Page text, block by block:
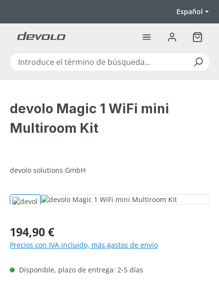
Español
El
devolo Magic 1 WiFi mini
Multiroom Kit
devolo solutions GmbH
Omitir galería de imágenes
Precio normal:
194,90 €
Precios con IVA incluido, más gastos de envío
Disponible, plazo de entrega: 2-5 días